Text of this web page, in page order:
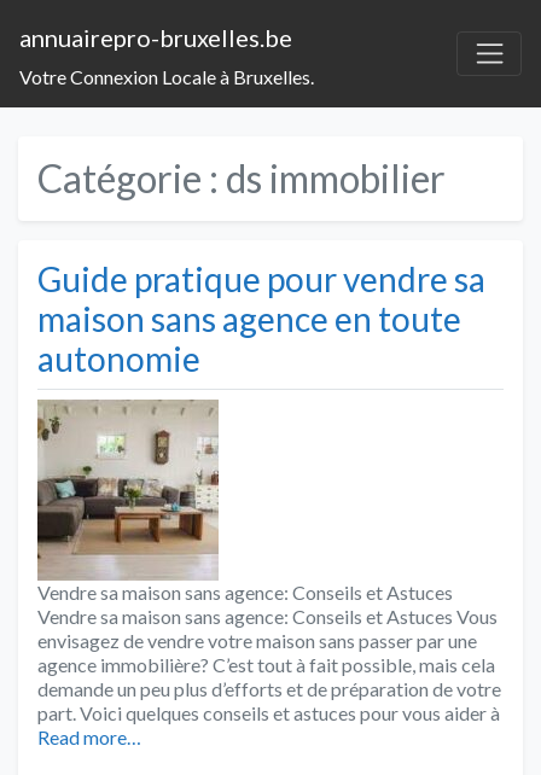
annuairepro-bruxelles.be
Votre Connexion Locale à Bruxelles.
Catégorie : ds immobilier
Guide pratique pour vendre sa
maison sans agence en toute
autonomie
Vendre sa maison sans agence: Conseils et Astuces
Vendre sa maison sans agence: Conseils et Astuces Vous
envisagez de vendre votre maison sans passer par une
agence immobilière? C’est tout à fait possible, mais cela
demande un peu plus d’efforts et de préparation de votre
part. Voici quelques conseils et astuces pour vous aider à
Read more…